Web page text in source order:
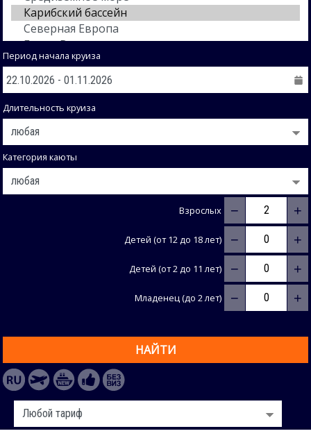
Период начала круиза
Длительность круиза
Категория каюты
Взрослых − +
Детей (от 12 до 18 лет) − +
Детей (от 2 до 11 лет) − +
Младенец (до 2 лет) − +
НАЙТИ